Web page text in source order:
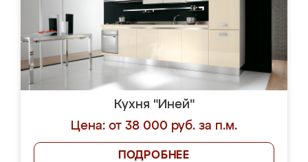
Кухня "Иней"
Цена: от 38 000 руб. за п.м.
ПОДРОБНЕЕ